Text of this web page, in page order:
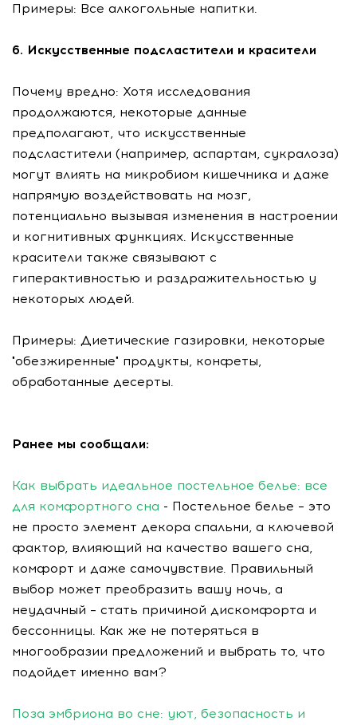
Примеры: Все алкогольные напитки.
6. Искусственные подсластители и красители
Почему вредно: Хотя исследования
продолжаются, некоторые данные
предполагают, что искусственные
подсластители (например, аспартам, сукралоза)
могут влиять на микробиом кишечника и даже
напрямую воздействовать на мозг,
потенциально вызывая изменения в настроении
и когнитивных функциях. Искусственные
красители также связывают с
гиперактивностью и раздражительностью у
некоторых людей.
Примеры: Диетические газировки, некоторые
"обезжиренные" продукты, конфеты,
обработанные десерты.
Ранее мы сообщали:
Как выбрать идеальное постельное белье: все
для комфортного сна - Постельное белье – это
не просто элемент декора спальни, а ключевой
фактор, влияющий на качество вашего сна,
комфорт и даже самочувствие. Правильный
выбор может преобразить вашу ночь, а
неудачный – стать причиной дискомфорта и
бессонницы. Как же не потеряться в
многообразии предложений и выбрать то, что
подойдет именно вам?
Поза эмбриона во сне: уют, безопасность и